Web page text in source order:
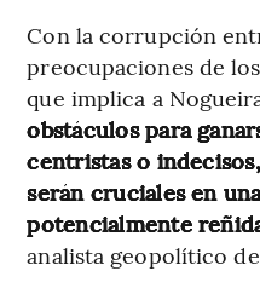
Con la corrupción
preocupaciones de
que implica a
obstáculos para
centristas o
serán cruciales en
potencialmente
analista geopolítico